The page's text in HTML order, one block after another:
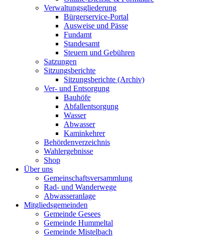
Verwaltungsgliederung
Bürgerservice-Portal
Ausweise und Pässe
Fundamt
Standesamt
Steuern und Gebühren
Satzungen
Sitzungsberichte
Sitzungsberichte (Archiv)
Ver- und Entsorgung
Bauhöfe
Abfallentsorgung
Wasser
Abwasser
Kaminkehrer
Behördenverzeichnis
Wahlergebnisse
Shop
Über uns
Gemeinschaftsversammlung
Rad- und Wanderwege
Abwasseranlage
Mitgliedsgemeinden
Gemeinde Gesees
Gemeinde Hummeltal
Gemeinde Mistelbach